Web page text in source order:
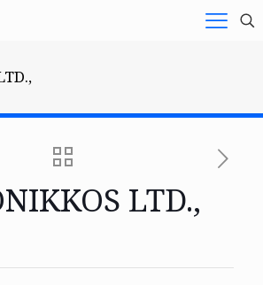
LTD.,